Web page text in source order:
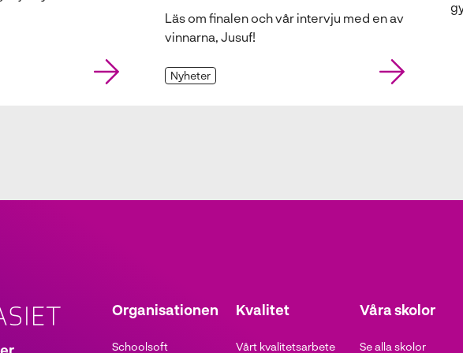
Läs om finalen och vår intervju med en av
vinnarna, Jusuf!
Nyheter
Organisationen
Schoolsoft
Kvalitet
Vårt kvalitetsarbete
Våra skolor
Se alla skolor